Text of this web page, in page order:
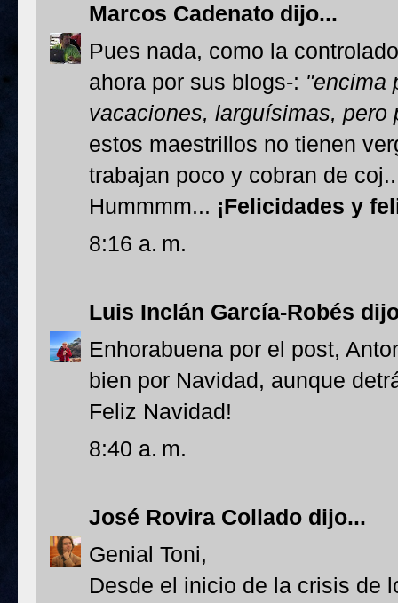
Marcos Cadenato dijo...
Pues nada, como la
ahora por sus blogs-: "encima
vacaciones, larguísimas, pero
estos maestrillos no tienen
trabajan poco y cobran de
Hummmm... ¡Felicidades y
8:16 a. m.
Luis Inclán García-Robés
Enhorabuena por el post,
bien por Navidad, aunque
Feliz Navidad!
8:40 a. m.
José Rovira Collado dijo...
Genial Toni,
Desde el inicio de la crisis de